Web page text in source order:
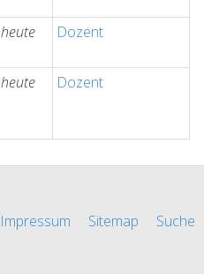
heute Dozent
heute Dozent
Impressum
Sitemap Suche